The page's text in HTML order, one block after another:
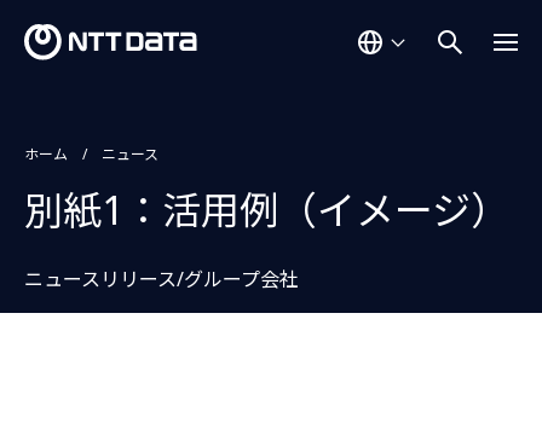
ホーム ニュース
別紙1：活用例（イメージ）
ニュースリリース/グループ会社